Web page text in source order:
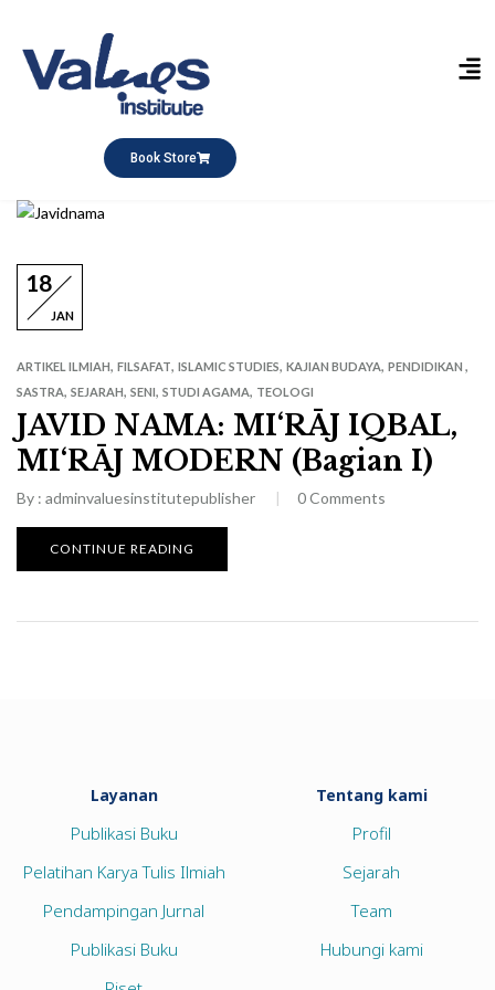
Book Store
18
JAN
ARTIKEL ILMIAH, FILSAFAT, ISLAMIC STUDIES, KAJIAN BUDAYA, PENDIDIKAN ,
SASTRA, SEJARAH, SENI, STUDI AGAMA, TEOLOGI
JAVID NAMA: MI‘RĀJ IQBAL,
MI‘RĀJ MODERN (Bagian I)
By : adminvaluesinstitutepublisher 0Comments
CONTINUE READING
Layanan
Publikasi Buku
Pelatihan Karya Tulis Ilmiah
Pendampingan Jurnal
Publikasi Buku
Tentang kami
Profil
Sejarah
Team
Hubungi kami